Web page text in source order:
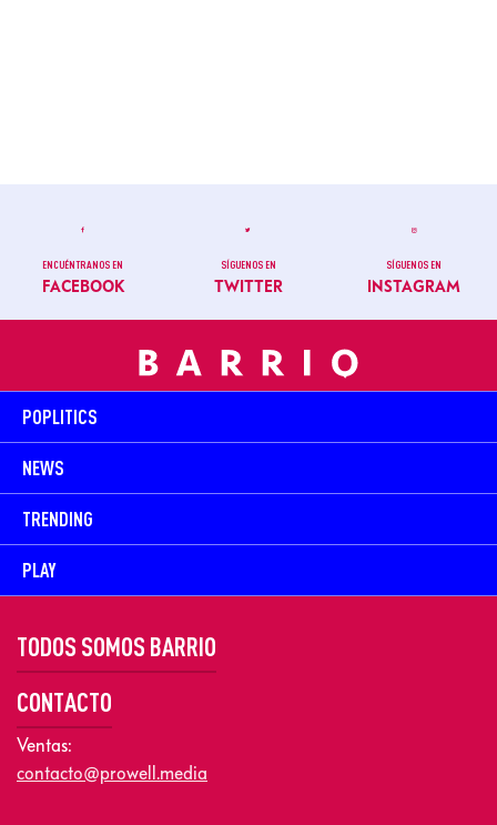
ENCUÉNTRANOS EN
FACEBOOK
SÍGUENOS EN
TWITTER
SÍGUENOS EN
INSTAGRAM
POPLITICS
NEWS
TRENDING
PLAY
TODOS SOMOS BARRIO
CONTACTO
Ventas:
contacto@prowell.media